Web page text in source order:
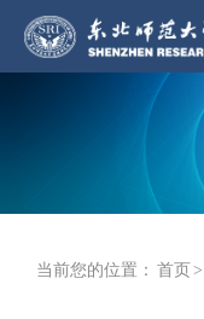
当前您的位置： 首页>